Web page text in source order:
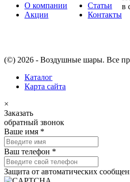
О компании
Акции
Статьи
Контакты
в
(©) 2026 - Воздушные шары. Все
Каталог
Карта сайта
×
Заказать
обратный звонок
Ваше имя *
Ваш телефон *
Защита от автоматических